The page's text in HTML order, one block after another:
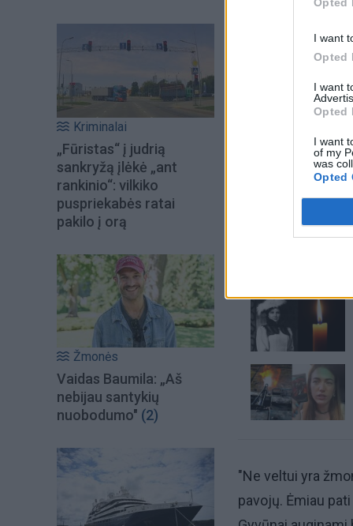
I want
Opted
I want
Opted
I want
of my
was
Opted
Kriminalai
„Fūristas“ į judrią
sankryžą įlėkė „ant
rankinio“: vilkiko
puspriekabės ratai
pakilo į orą
Žmonės
Vaidas Baumila: „Aš
nebijau santykių
nuobodumo" (2)
"Ne veltui yra
pavojų. Ėmiau